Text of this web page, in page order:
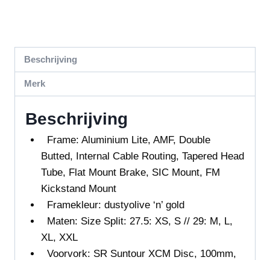
Beschrijving
Merk
Beschrijving
Frame: Aluminium Lite, AMF, Double
Butted, Internal Cable Routing, Tapered Head
Tube, Flat Mount Brake, SIC Mount, FM
Kickstand Mount
Framekleur: dustyolive ‘n’ gold
Maten: Size Split: 27.5: XS, S // 29: M, L,
XL, XXL
Voorvork: SR Suntour XCM Disc, 100mm,